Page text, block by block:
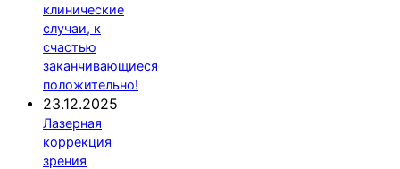
клинические
случаи, к
счастью
заканчивающиеся
положительно!
23.12.2025
Лазерная
коррекция
зрения